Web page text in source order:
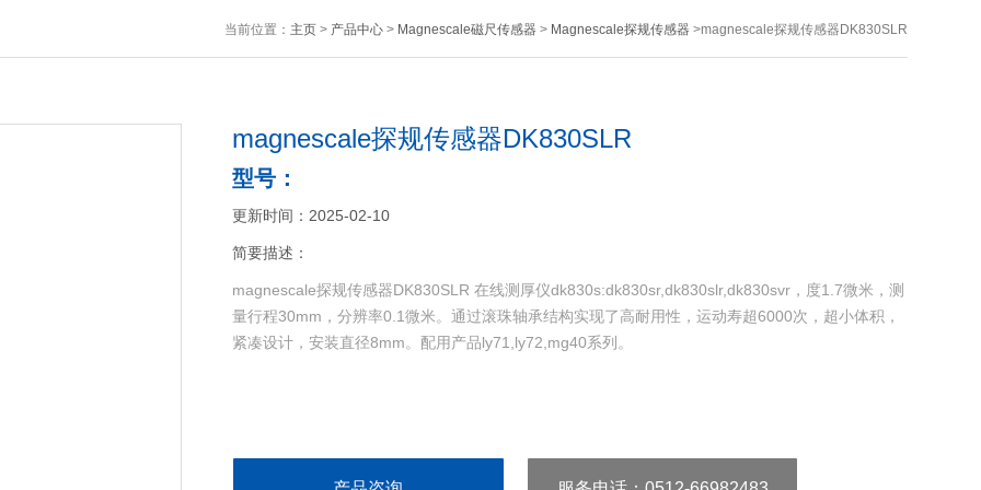
当前位置： 主页> 产品中心> Magnescale磁尺传感器 > Magnescale探规传感器 >magnescale探规传感器DK830SLR
magnescale探规传感器DK830SLR
型号：
更新时间：2025-02-10
简要描述：
magnescale探规传感器DK830SLR 在线测厚仪dk830s:dk830sr,dk830slr,dk830svr，度1.7微米，测
量行程30mm，分辨率0.1微米。通过滚珠轴承结构实现了高耐用性，运动寿超6000次，超小体积，
紧凑设计，安装直径8mm。配用产品ly71,ly72,mg40系列。